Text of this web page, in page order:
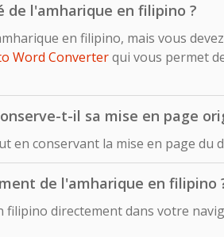
de l'amharique en filipino ?
en filipino, mais vous
Word Converterqui vous permet
t-il sa mise en page
en conservant la mise en page du
de l'amharique en filipino
directement dans votre